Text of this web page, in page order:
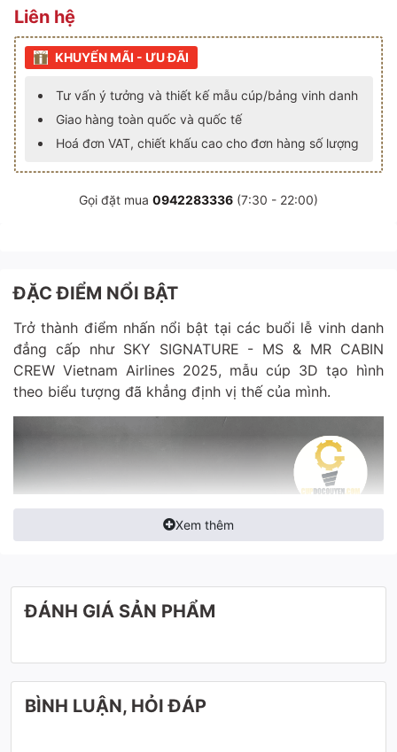
Liên hệ
KHUYẾN MÃI - ƯU ĐÃI
Tư vấn ý tưởng và thiết kế mẫu cúp/bảng vinh danh
Giao hàng toàn quốc và quốc tế
Hoá đơn VAT, chiết khấu cao cho đơn hàng số lượng
Gọi đặt mua 0942283336 (7:30 - 22:00)
ĐẶC ĐIỂM NỔI BẬT
Trở thành điểm nhấn nổi bật tại các buổi lễ vinh danh
đẳng cấp như SKY SIGNATURE - MS & MR CABIN
CREW Vietnam Airlines 2025, mẫu cúp 3D tạo hình
theo biểu tượng đã khẳng định vị thế của mình.
Xem thêm
ĐÁNH GIÁ SẢN PHẨM
BÌNH LUẬN, HỎI ĐÁP